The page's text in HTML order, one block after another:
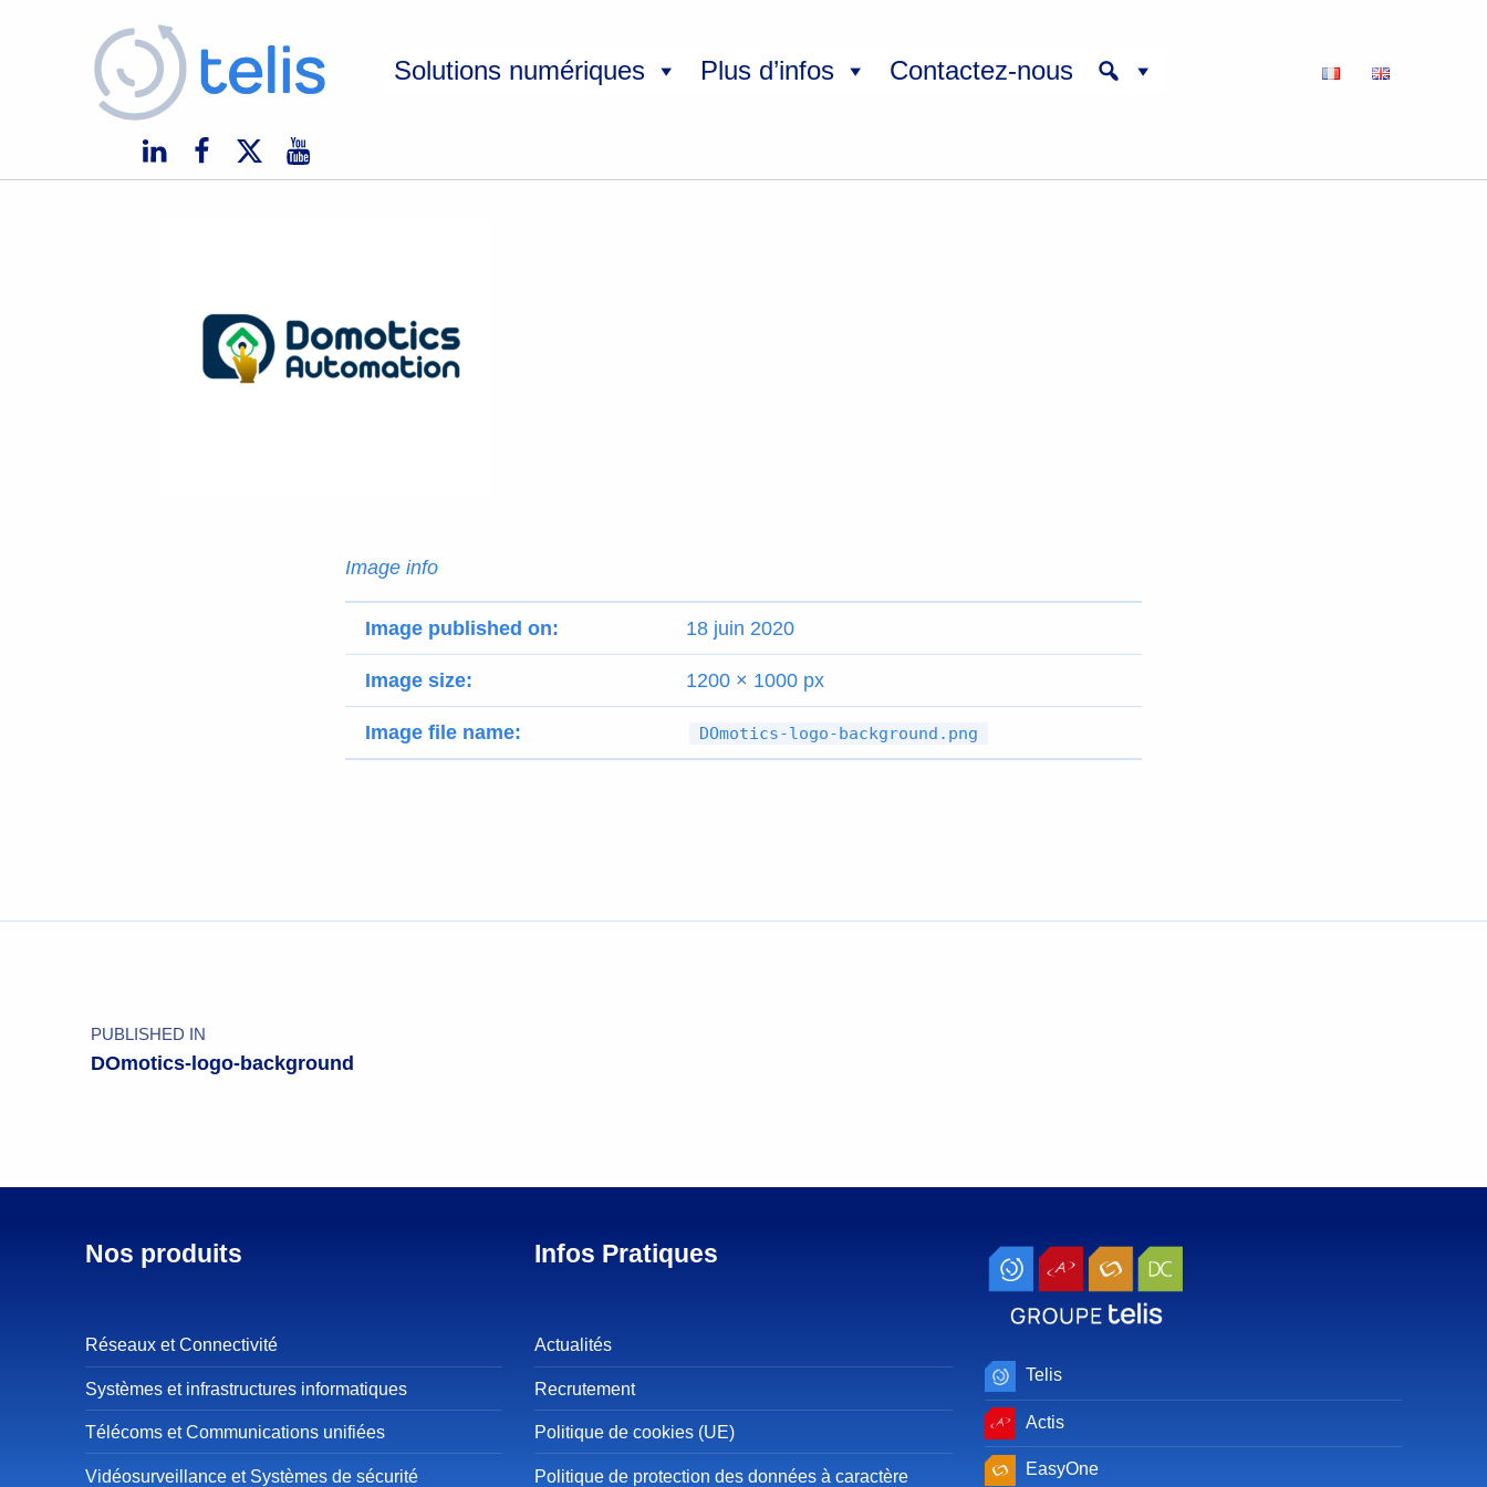
Solutions numériques Plus d’infos Contactez-nous
Image info
Image published on: 18 juin 2020
Image size: 1200 × 1000 px
Image file name: DOmotics-logo-background.png
PUBLISHED IN
DOmotics-logo-background
Nos produits
Réseaux et Connectivité
Systèmes et infrastructures informatiques
Télécoms et Communications unifiées
Vidéosurveillance et Systèmes de sécurité
Infos Pratiques
Actualités
Recrutement
Politique de cookies (UE)
Politique de protection des données à caractère
Telis
Actis
EasyOne